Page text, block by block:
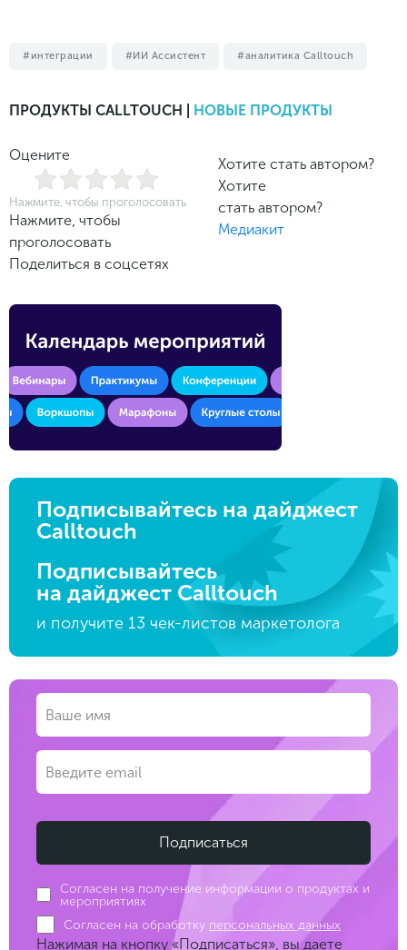
интеграции ИИ Ассистент аналитика Calltouch
ПРОДУКТЫ CALLTOUCH | НОВЫЕ ПРОДУКТЫ
Оцените
Нажмите, чтобы проголосовать
Нажмите, чтобы
проголосовать
Поделиться в соцсетях
Хотите стать автором?
Хотите
стать автором?
Медиакит
Подписывайтесь на дайджест
Calltouch
Подписывайтесь
на дайджест Calltouch
и получите 13 чек-листов маркетолога
Согласен на получение информации о продуктах и
мероприятиях
Согласен на обработку персональных данных
Нажимая на кнопку «Подписаться», вы даете